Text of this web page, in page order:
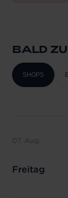
BALD
SHOPS
07. Aug.
Freitag